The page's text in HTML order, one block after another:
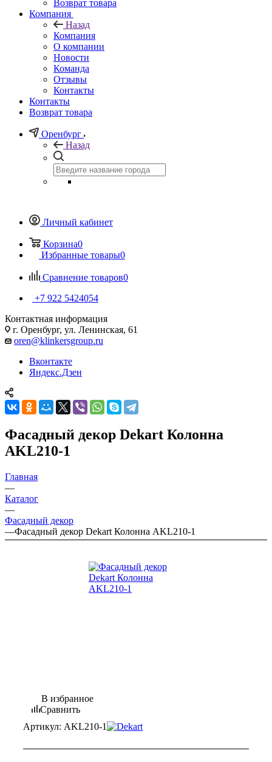
Возврат товара
Компания
Назад
Компания
О компании
Новости
Команда
Отзывы
Контакты
Контакты
Возврат товара
Оренбург
Назад
Личный кабинет
Корзина0
Избранные товары0
Сравнение товаров0
+7 922 5424054
Контактная информация
г. Оренбург, ул. Ленинская, 61
oren@klinkersgroup.ru
Вконтакте
Яндекс.Дзен
Фасадный декор Dekart Колонна
AKL210-1
Главная
—
Каталог
—
Фасадный декор
—Фасадный декор Dekart Колонна AKL210-1
В избранное
Сравнить
Артикул: AKL210-1